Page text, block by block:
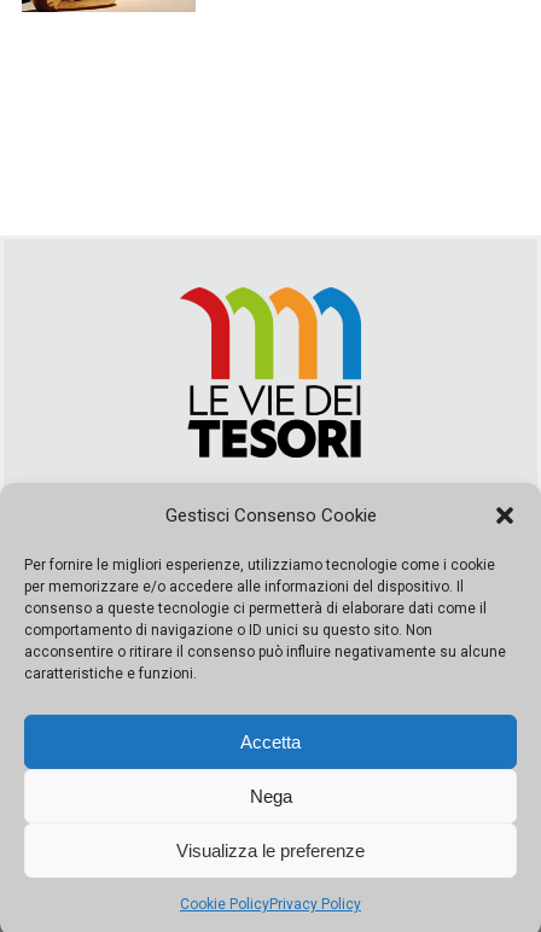
Gestisci Consenso Cookie
Per fornire le migliori esperienze, utilizziamo tecnologie come i cookie
per memorizzare e/o accedere alle informazioni del dispositivo. Il
consenso a queste tecnologie ci permetterà di elaborare dati come il
comportamento di navigazione o ID unici su questo sito. Non
acconsentire o ritirare il consenso può influire negativamente su alcune
caratteristiche e funzioni.
Accetta
Nega
Visualizza le preferenze
Cookie PolicyPrivacy Policy
segreteria@leviedeitesori.it
Direttore ResponsabileMarcello Barbaro – Aut. del tribunale di
Palermo n. 19 del 2017 iscrizione al roc numero 37003 Editore
Porta Felice Srl. Sede legale: Via Libertà 93 – 90143 Palermo
Società iscritta alla Camera di Commercio di Palermo Ufficio
065228208251 Capitale 10000 euro IV
© Copyright Porta Felice | Le Vie dei Tesori. Tutti i diritti riservati |Privacy Policy
Made by:Kappaelle Comunicazione